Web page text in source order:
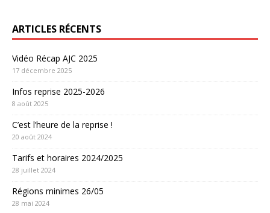
ARTICLES RÉCENTS
Vidéo Récap AJC 2025
17 décembre 2025
Infos reprise 2025-2026
8 août 2025
C’est l’heure de la reprise !
20 août 2024
Tarifs et horaires 2024/2025
28 juillet 2024
Régions minimes 26/05
28 mai 2024